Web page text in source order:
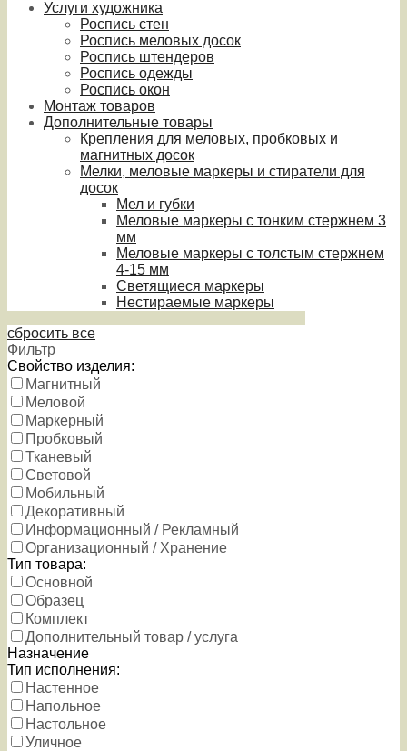
Услуги художника
Роспись стен
Роспись меловых досок
Роспись штендеров
Роспись одежды
Роспись окон
Монтаж товаров
Дополнительные товары
Крепления для меловых, пробковых и
магнитных досок
Мелки, меловые маркеры и стиратели для
досок
Мел и губки
Меловые маркеры с тонким стержнем 3
мм
Меловые маркеры с толстым стержнем
4-15 мм
Светящиеся маркеры
Нестираемые маркеры
сбросить все
Фильтр
Свойство изделия:
Магнитный
Меловой
Маркерный
Пробковый
Тканевый
Световой
Мобильный
Декоративный
Информационный / Рекламный
Организационный / Хранение
Тип товара:
Основной
Образец
Комплект
Дополнительный товар / услуга
Назначение
Тип исполнения:
Настенное
Напольное
Настольное
Уличное